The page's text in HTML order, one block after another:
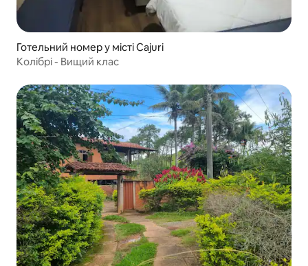
Готельний номер у місті Cajuri
Колібрі - Вищий клас